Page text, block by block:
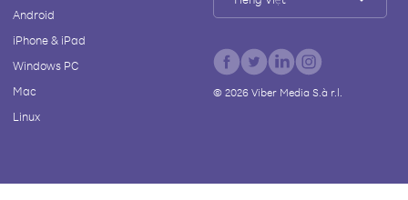
Android
iPhone & iPad
Windows PC
Mac
Linux
© 2026Viber Media S.à r.l.